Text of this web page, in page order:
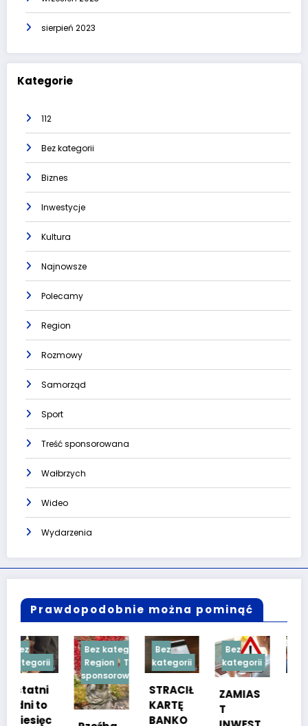
sierpień 2023
Kategorie
112
Bez kategorii
Biznes
Inwestycje
Kultura
Najnowsze
Polecamy
Region
Rozmowy
Samorząd
Sport
Treść sponsorowana
Wałbrzych
Wideo
Wydarzenia
Prawdopodobnie można pominąć
Bez kategorii
Region
Treść
sponsorowana
Bez
kategorii
STRACIŁ
KARTĘ
BANKO
Bez
kategorii
ZAMIAS
T
Bez
kategorii
TESTY
NOŚCIO